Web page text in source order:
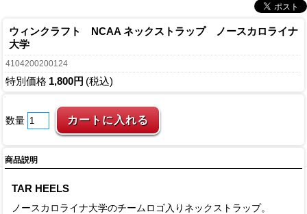
ウィンクラフト NCAA ネックストラップ ノースカロライナ
大学
4104200200124
特別価格 1,800円 (税込)
数量
商品説明
TAR HEELS
ノースカロライナ大学のチームロゴ入りネックストラップ。